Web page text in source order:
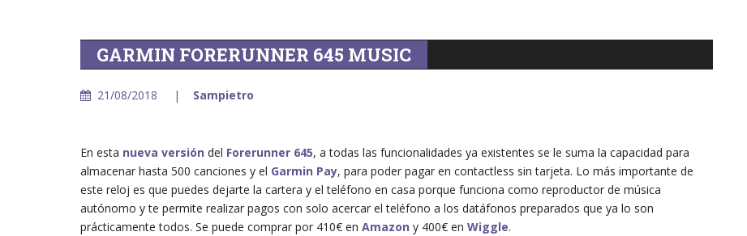
GARMIN FORERUNNER 645 MUSIC
21/08/2018 Sampietro
En esta nueva versión del Forerunner 645, a todas las funcionalidades ya existentes se le suma la capacidad para
almacenar hasta 500 canciones y el Garmin Pay, para poder pagar en contactless sin tarjeta. Lo más importante de
este reloj es que puedes dejarte la cartera y el teléfono en casa porque funciona como reproductor de música
autónomo y te permite realizar pagos con solo acercar el teléfono a los datáfonos preparados que ya lo son
prácticamente todos. Se puede comprar por 410€ en Amazon y 400€ en Wiggle.